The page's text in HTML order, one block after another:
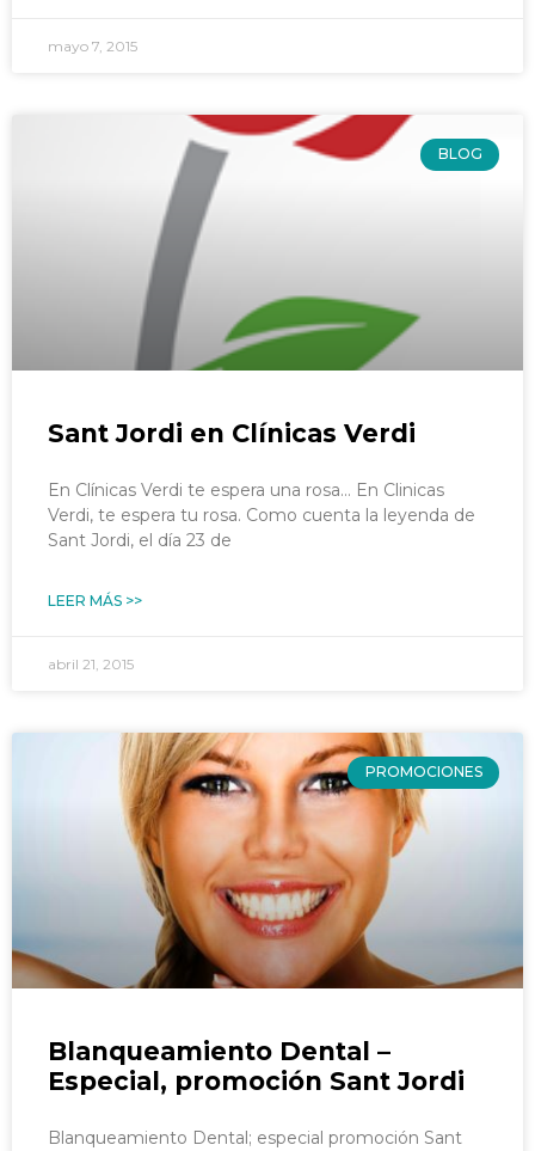
mayo 7, 2015
BLOG
Sant Jordi en Clínicas Verdi
En Clínicas Verdi te espera una rosa… En Clinicas
Verdi, te espera tu rosa. Como cuenta la leyenda de
Sant Jordi, el día 23 de
LEER MÁS >>
abril 21, 2015
PROMOCIONES
Blanqueamiento Dental –
Especial, promoción Sant Jordi
Blanqueamiento Dental; especial promoción Sant